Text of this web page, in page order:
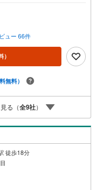
）はお電話でのご連絡が
・最寄駅でのお待ち合わせ
選ばれる3つの「圧倒的メ
提携住宅ローン】「他社
も独自審査で多数承認！優
に。（2）【未来カレンダー
ら安心か」をプロが明確に
し後も一生涯お守りしま
ン対象店舗 当店でのご成約
ャンペーン対象です！※必
ンの上お問い合わせくださ
ュー 66件
）
無料）
る（全9社）
徒歩18分